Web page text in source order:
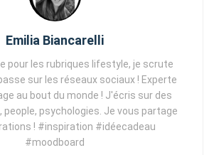
Emilia Biancarelli
pour les rubriques lifestyle, je scrute
sur les réseaux sociaux ! Experte
au bout du monde ! J'écris sur des
psychologies. Je vous partage
! #inspiration #idéecadeau
#moodboard